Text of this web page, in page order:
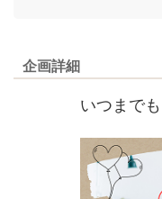
企画詳細
いつまでも